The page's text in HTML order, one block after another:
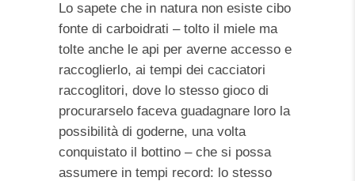
Lo sapete che in natura non esiste cibo
fonte di carboidrati – tolto il miele ma
tolte anche le api per averne accesso e
raccoglierlo, ai tempi dei cacciatori
raccoglitori, dove lo stesso gioco di
procurarselo faceva guadagnare loro la
possibilità di goderne, una volta
conquistato il bottino – che si possa
assumere in tempi record: lo stesso